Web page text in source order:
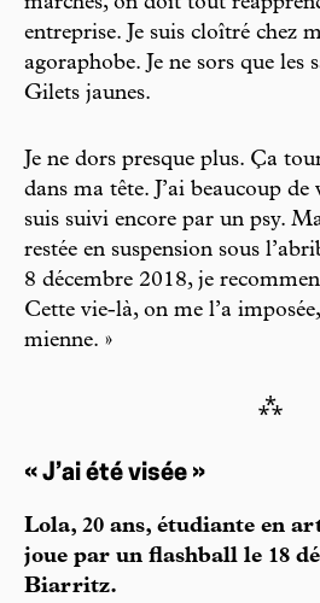
entreprise. Je suis cloîtré chez
agoraphobe. Je ne sors que les
Gilets jaunes.
Je ne dors presque plus. Ça
dans ma tête. J’ai beaucoup de
suis suivi encore par un psy.
restée en suspension sous
8 décembre 2018, je
Cette vie-là, on me l’a imposée,
mienne. »
⁂
« J’ai été visée »
Lola, 20 ans, étudiante en
joue par un flashball le 18
Biarritz.